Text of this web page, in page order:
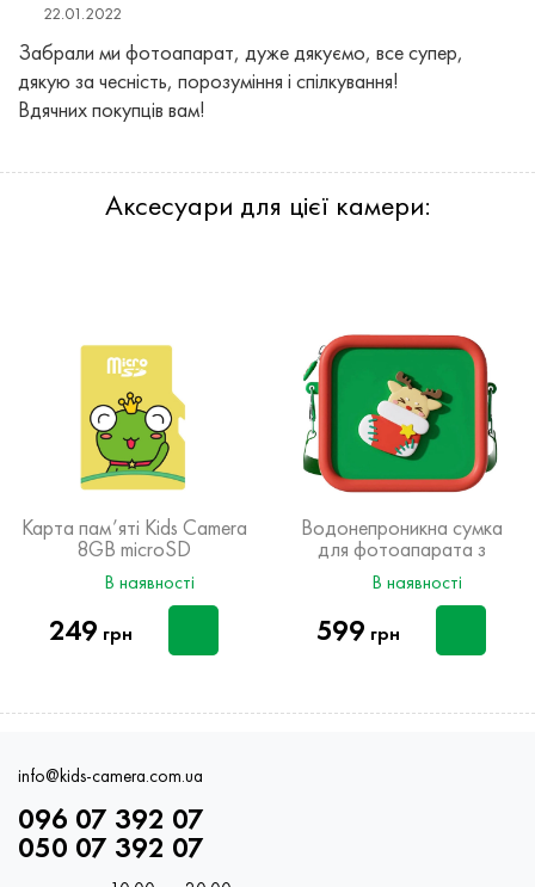
22.01.2022
Забрали ми фотоапарат, дуже дякуємо, все супер,
дякую за чесність, порозуміння і спілкування!
Вдячних покупців вам!
Аксесуари для цієї камери:
Карта пам’яті Kids Camera
8GB microSD
В наявності
249 грн
Водонепроникна сумка
для фотоапарата з
Новорічним дизайном
В наявності
599 грн
info@kids-camera.com.ua
096 07 392 07
050 07 392 07